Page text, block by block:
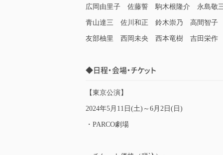
広岡由里子 佐藤誓 駒木根隆介 永島敬
青山達三 佐川和正 鈴木崇乃 高間智子
友部柚里 西岡未央 西本竜樹 吉田栄作
◆日程・会場・チケット
【東京公演】
2024年5月11日(土)～6月2日(日)
・PARCO劇場